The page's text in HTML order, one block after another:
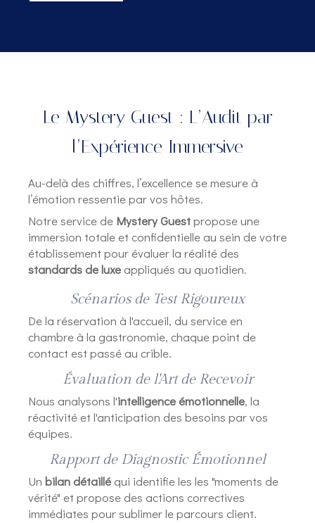
Le Mystery Guest : L’Audit par
l’Expérience Immersive
Au-delà des chiffres, l’excellence se mesure à
l’émotion ressentie par vos hôtes.
Notre service de Mystery Guestpropose une
immersion totale et confidentielle au sein de votre
établissement pour évaluer la réalité des
standards de luxe appliqués au quotidien.
Scénarios de Test Rigoureux
De la réservation à l'accueil, du service en
chambre à la gastronomie, chaque point de
contact est passé au crible.
Évaluation de l'Art de Recevoir
Nous analysons l'intelligence émotionnelle, la
réactivité et l'anticipation des besoins par vos
équipes.
Rapport de Diagnostic Émotionnel
Un bilan détaillé qui identifie les les "moments de
vérité" et propose des actions correctives
immédiates pour sublimer le parcours client.